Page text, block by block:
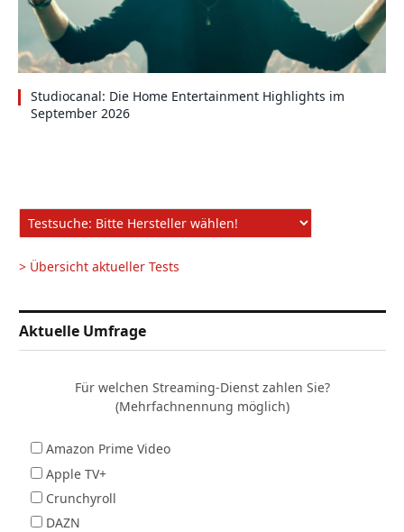
Studiocanal: Die Home Entertainment Highlights im
September 2026
> Übersicht aktueller Tests
Aktuelle Umfrage
Für welchen Streaming-Dienst zahlen Sie?
(Mehrfachnennung möglich)
Amazon Prime Video
Apple TV+
Crunchyroll
DAZN